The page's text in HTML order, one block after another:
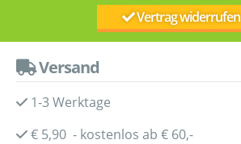
Vertrag widerrufen
Versand
1-3 Werktage
€ 5,90 - kostenlos ab € 60,-